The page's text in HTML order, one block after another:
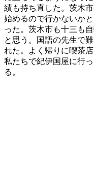
績も持ち直した。茨木
始めるので行かないか
った。茨木市も十三も
と思う。国語の先生で
れた。よく帰りに喫茶
私たちで紀伊国屋に行
る。